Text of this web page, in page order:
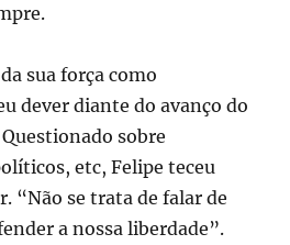
sua força como
dever diante do avanço do
sobre
etc, Felipe teceu
“Não se trata de falar de
a nossa liberdade”.